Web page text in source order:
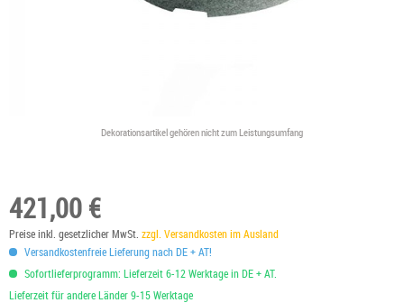
Dekorationsartikel gehören nicht zum Leistungsumfang
421,00 €
Preise inkl. gesetzlicher MwSt. zzgl. Versandkosten im Ausland
Versandkostenfreie Lieferung nach DE + AT!
Sofortlieferprogramm: Lieferzeit 6-12 Werktage in DE + AT.
Lieferzeit für andere Länder 9-15 Werktage